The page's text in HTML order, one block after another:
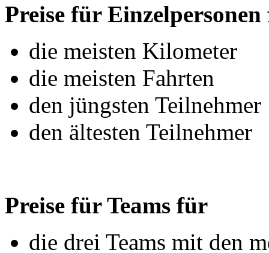
Preise für
die meisten Kilometer
die meisten Fahrten
den jüngsten Teilnehmer
den ältesten Teilnehmer
Preise für Teams für
die drei Teams mit den